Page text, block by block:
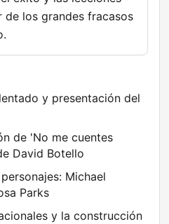
de los grandes fracasos
y presentación del
de 'No me cuentes
David Botello
Michael
Parks
y la construcción